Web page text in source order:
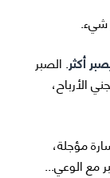
شيء.
أكثر. الصبر
الأرباح،
مؤجلة،
مع الوعي...